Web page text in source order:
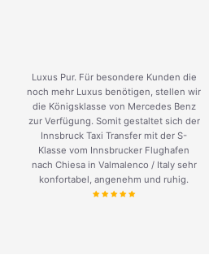
Luxus Pur. Für besondere Kunden die
noch mehr Luxus benötigen, stellen wir
die Königsklasse von Mercedes Benz
zur Verfügung. Somit gestaltet sich der
Innsbruck Taxi Transfer mit der S-
Klasse vom Innsbrucker Flughafen
nach Chiesa in Valmalenco / Italy sehr
konfortabel, angenehm und ruhig.